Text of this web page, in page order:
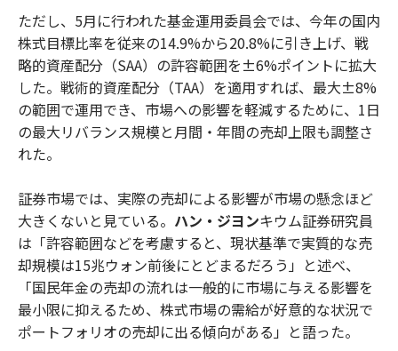
ただし、5月に行われた基金運用委員会では、今年の国内
株式目標比率を従来の14.9%から20.8%に引き上げ、戦
略的資産配分（SAA）の許容範囲を±6%ポイントに拡大
した。戦術的資産配分（TAA）を適用すれば、最大±8%
の範囲で運用でき、市場への影響を軽減するために、1日
の最大リバランス規模と月間・年間の売却上限も調整さ
れた。
証券市場では、実際の売却による影響が市場の懸念ほど
大きくないと見ている。 ハン・ジヨンキウム証券研究員
は「許容範囲などを考慮すると、現状基準で実質的な売
却規模は15兆ウォン前後にとどまるだろう」と述べ、
「国民年金の売却の流れは一般的に市場に与える影響を
最小限に抑えるため、株式市場の需給が好意的な状況で
ポートフォリオの売却に出る傾向がある」と語った。